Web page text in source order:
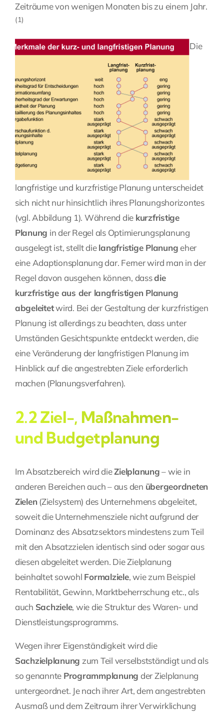
Zeiträume von wenigen Monaten bis zu einem Jahr.
(1)
Die
langfristige und kurzfristige Planung unterscheidet
sich nicht nur hinsichtlich ihres Planungshorizontes
(vgl. Abbildung 1). Während die kurzfristige
Planung in der Regel als Optimierungsplanung
ausgelegt ist, stellt dielangfristige Planungeher
eine Adaptionsplanung dar. Ferner wird man in der
Regel davon ausgehen können, dassdie
kurzfristige aus der langfristigen Planung
abgeleitetwird. Bei der Gestaltung der kurzfristigen
Planung ist allerdings zu beachten, dass unter
Umständen Gesichtspunkte entdeckt werden, die
eine Veränderung der langfristigen Planung im
Hinblick auf die angestrebten Ziele erforderlich
machen (Planungsverfahren).
2.2 Ziel-, Maßnahmen-
und Budgetplanung
Im Absatzbereich wird dieZielplanung– wie in
anderen Bereichen auch – aus den übergeordneten
Zielen (Zielsystem) des Unternehmens abgeleitet,
soweit die Unternehmensziele nicht aufgrund der
Dominanz des Absatzsektors mindestens zum Teil
mit den Absatzzielen identisch sind oder sogar aus
diesen abgeleitet werden. Die Zielplanung
beinhaltet sowohl Formalziele, wie zum Beispiel
Rentabilität, Gewinn, Marktbeherrschung etc., als
auch Sachziele, wie die Struktur des Waren- und
Dienstleistungsprogramms.
Wegen ihrer Eigenständigkeit wird die
Sachzielplanung zum Teil verselbstständigt und als
so genannte Programmplanung der Zielplanung
untergeordnet. Je nach ihrer Art, dem angestrebten
Ausmaß und dem Zeitraum ihrer Verwirklichung